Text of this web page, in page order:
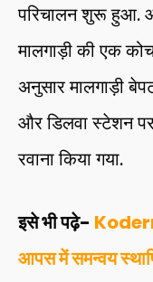
परिचालन शुरू हुआ.
मालगाड़ी की एक
अनुसार मालगाड़ी
और डिलवा स्टेशन
रवाना किया गया.
इसे भी पढ़े-
आपस में समन्वय